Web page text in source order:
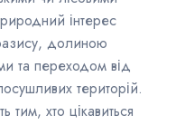
інтерес
долиною
та переходом від
територій.
тим, хто цікавиться